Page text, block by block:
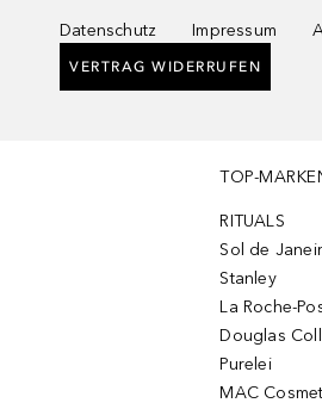
Datenschutz Impressum
VERTRAG WIDERRUFEN
TOP-
RITUALS
Sol de
Stanley
La Roche-
Douglas
Purelei
MAC